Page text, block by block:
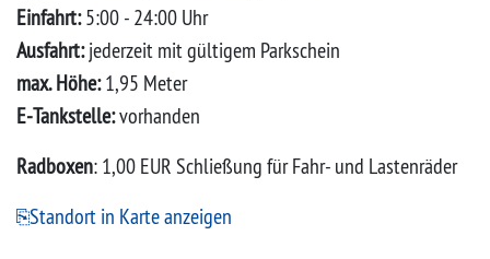
Einfahrt:5:00 - 24:00 Uhr
Ausfahrt:jederzeit mit gültigem Parkschein
max. Höhe:1,95 Meter
E-Tankstelle:vorhanden
Radboxen: 1,00 EUR Schließung für Fahr- und Lastenräder
Standort in Karte anzeigen